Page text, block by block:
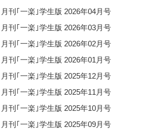
月刊｢一楽｣学生版 2026年04月号
月刊｢一楽｣学生版 2026年03月号
月刊｢一楽｣学生版 2026年02月号
月刊｢一楽｣学生版 2026年01月号
月刊｢一楽｣学生版 2025年12月号
月刊｢一楽｣学生版 2025年11月号
月刊｢一楽｣学生版 2025年10月号
月刊｢一楽｣学生版 2025年09月号